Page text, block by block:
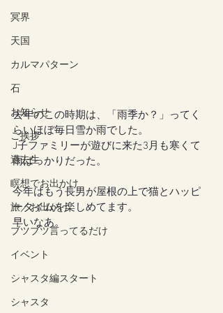
冥界
天国
カルマパターン
石
お知らせ
ご挨拶
過去生
瞑想でお出かけ
旅／お出かけ
ブツブツ言ってるだけ
イベント
シャスタ編スタート
シャスタ
去年のこの時期は、「雨季か？」ってく
らいほぼ毎日雪か雨でした。
J子ファミリーが遊びに来た3月も寒くて
雨ばっかりだった。
今年はもう長男が屋根の上で猫とハッピ
ータイムを楽しめてます。
早いなあ。